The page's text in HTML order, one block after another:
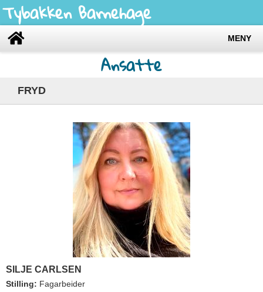
Tybakken Barnehage
MENY
Ansatte
FRYD
SILJE CARLSEN
Stilling: Fagarbeider